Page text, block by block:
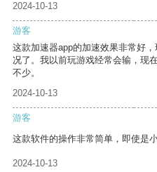
2024-10-13
游客
这款加速器app的加速效果非常好
况了。我以前玩游戏经常会输，现
不少。
2024-10-13
游客
这款软件的操作非常简单，即使是
2024-10-13